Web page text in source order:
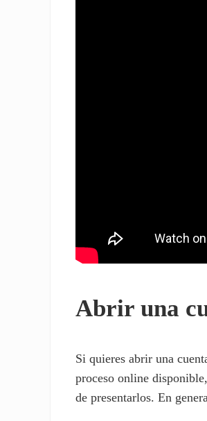
Abrir una
Si quieres abrir una
proceso online
de presentarlos. En